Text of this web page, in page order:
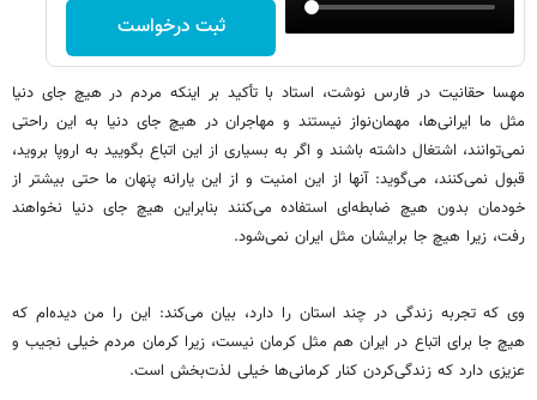
ثبت درخواست
مهسا حقانیت در فارس نوشت، استاد با تأکید بر اینکه مردم در هیچ جای دنیا
مثل ما ایرانی‌ها، مهمان‌نواز نیستند و مهاجران در هیچ جای دنیا به این راحتی
نمی‌توانند، اشتغال داشته باشند و اگر به بسیاری از این اتباع بگویید به اروپا بروید،
قبول نمی‌کنند، می‌گوید: آنها از این امنیت و از این یارانه پنهان ما حتی بیشتر از
خودمان بدون هیچ ضابطه‌ای استفاده می‌کنند بنابراین هیچ جای دنیا نخواهند
رفت، زیرا هیچ جا برایشان مثل ایران نمی‌شود.
وی که تجربه زندگی در چند استان را دارد، بیان می‌کند: این را من دیده‌ام که
هیچ جا برای اتباع در ایران هم مثل کرمان نیست، زیرا کرمان مردم خیلی نجیب و
عزیزی دارد که زندگی‌کردن کنار کرمانی‌ها خیلی لذت‌بخش است.